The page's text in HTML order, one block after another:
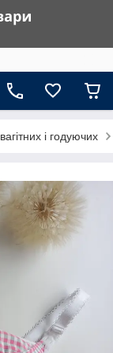
і годуючих